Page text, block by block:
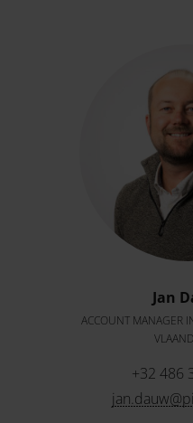
Jan
ACCOUNT MANAGER
+32 486